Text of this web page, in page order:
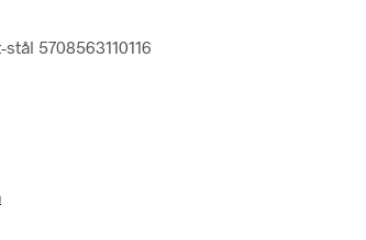
5708563110116